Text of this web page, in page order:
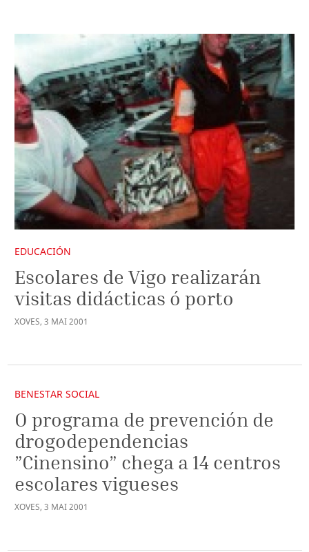
EDUCACIÓN
Escolares de Vigo realizarán
visitas didácticas ó porto
XOVES, 3 MAI2001
BENESTAR SOCIAL
O programa de prevención de
drogodependencias
”Cinensino” chega a 14 centros
escolares vigueses
XOVES, 3 MAI2001